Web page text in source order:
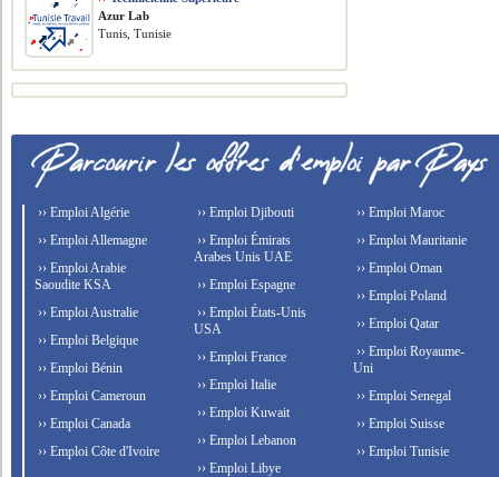
Azur Lab
Tunis, Tunisie
›› Emploi Algérie
›› Emploi Allemagne
›› Emploi Arabie
Saoudite KSA
›› Emploi Australie
›› Emploi Belgique
›› Emploi Bénin
›› Emploi Cameroun
›› Emploi Canada
›› Emploi Côte d'Ivoire
›› Emploi Djibouti
›› Emploi Émirats
Arabes Unis UAE
›› Emploi Espagne
›› Emploi États-Unis
USA
›› Emploi France
›› Emploi Italie
›› Emploi Kuwait
›› Emploi Lebanon
›› Emploi Libye
›› Emploi Maroc
›› Emploi Mauritanie
›› Emploi Oman
›› Emploi Poland
›› Emploi Qatar
›› Emploi Royaume-
Uni
›› Emploi Senegal
›› Emploi Suisse
›› Emploi Tunisie